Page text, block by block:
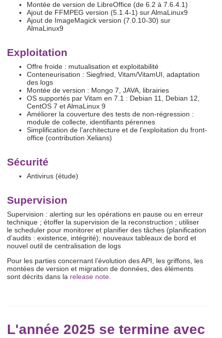
Montée de version de LibreOffice (de 6.2 à 7.6.4.1)
Ajout de FFMPEG version (5.1.4-1) sur AlmaLinux9
Ajout de ImageMagick version (7.0.10-30) sur
AlmaLinux9
Exploitation
Offre froide : mutualisation et exploitabilité​
Conteneurisation : Siegfried, Vitam/VitamUI, adaptation
des logs​
Montée de version : Mongo 7, JAVA, librairies​
OS supportés par Vitam​ en 7.1 : Debian 11, Debian 12,
CentOS 7 et AlmaLinux 9
Améliorer la couverture des tests de non-régression :
module de collecte, identifiants pérennes​
Simplification de l’architecture et de l’exploitation du front-
office (contribution Xelians)​
Sécurité
Antivirus (étude)​
Supervision
Supervision : alerting sur les opérations en pause ou en erreur
technique ; étoffer la​ supervision de la reconstruction ; utiliser
le scheduler pour monitorer et planifier des tâches​ (planification
d’audits : existence, intégrité)​; nouveaux tableaux de bord et
nouvel outil de centralisation de logs
Pour les parties concernant l’évolution des API, les griffons, les
montées de version et migration de données, des éléments
sont décrits dans la release note.
L'année 2025 se termine avec